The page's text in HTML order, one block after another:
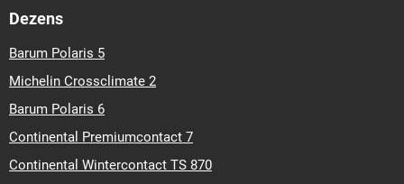
Dezens
Barum Polaris 5
Michelin Crossclimate 2
Barum Polaris 6
Continental Premiumcontact 7
Continental Wintercontact TS 870